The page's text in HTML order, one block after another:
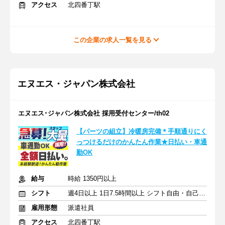
アクセス 北四番丁駅
この企業の求人一覧を見る
エヌエス・ジャパン株式会社
エヌエス･ジャパン株式会社 採用受付センター/th02
【パーツの組立】冷暖房完備＊手順通りにく
っつけるだけのかんたん作業★日払い・車通
勤OK
給与
時給 1350円以上
シフト
週4日以上 1日7.5時間以上 シフト自由・自己申告
雇用形態
派遣社員
アクセス
北四番丁駅